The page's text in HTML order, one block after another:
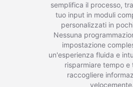
semplifica il processo,
tuo input in moduli
personalizzati in
Nessuna
impostazione
un'esperienza fluida e
risparmiare tempo e
raccogliere
velocemente.